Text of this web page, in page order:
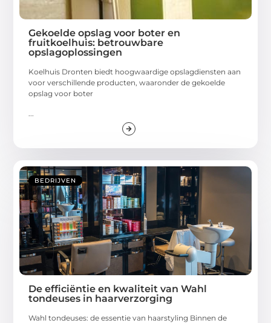
Gekoelde opslag voor boter en
fruitkoelhuis: betrouwbare
opslagoplossingen
Koelhuis Dronten biedt hoogwaardige opslagdiensten aan
voor verschillende producten, waaronder de gekoelde
opslag voor boter
BEDRIJVEN
De efficiëntie en kwaliteit van Wahl
tondeuses in haarverzorging
Wahl tondeuses: de essentie van haarstyling Binnen de